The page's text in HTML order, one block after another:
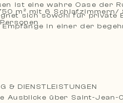
ist eine wahre Oase der
sich sowohl für private
in einer der
m² mit 6 Schlafzimmern/
& DIENSTLEISTUNGEN
Ausblicke über Saint-Jean-